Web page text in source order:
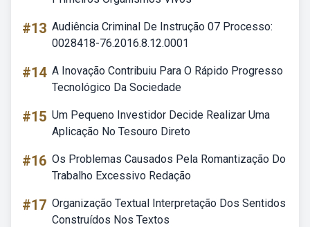
#13 Audiência Criminal De Instrução 07 Processo:
0028418-76.2016.8.12.0001
#14 A Inovação Contribuiu Para O Rápido Progresso
Tecnológico Da Sociedade
#15 Um Pequeno Investidor Decide Realizar Uma
Aplicação No Tesouro Direto
#16 Os Problemas Causados Pela Romantização Do
Trabalho Excessivo Redação
#17 Organização Textual Interpretação Dos Sentidos
Construídos Nos Textos